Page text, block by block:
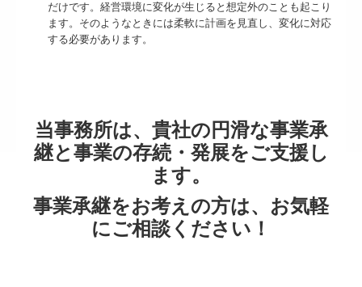
だけです。経営環境に変化が生じると想定外のことも起こり
ます。そのようなときには柔軟に計画を見直し、変化に対応
する必要があります。
当事務所は、貴社の円滑な事業承
継と事業の存続・発展をご支援し
ます。
事業承継をお考えの方は、お気軽
にご相談ください！